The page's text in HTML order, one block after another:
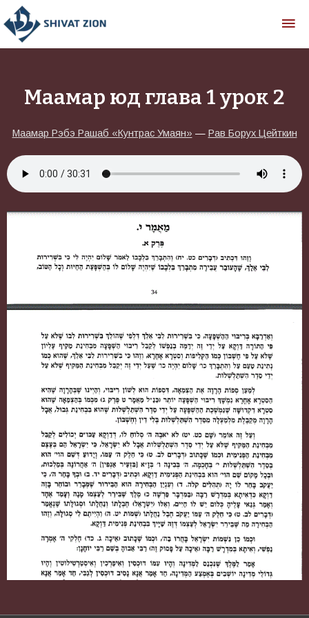
Маамар юд глава 1 урок 2
Маамар Рэбэ Рашаб «Кунтрас Умаян» — Рав Борух Цейткин